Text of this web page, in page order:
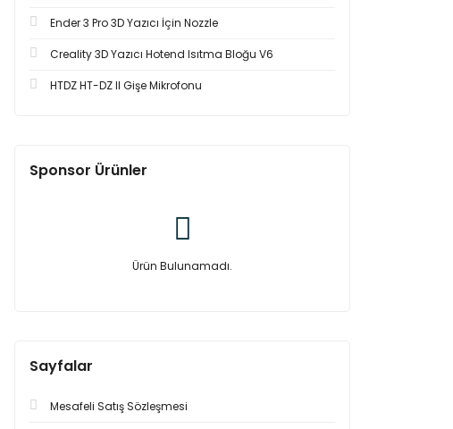
Ender 3 Pro 3D Yazıcı İçin Nozzle
Creality 3D Yazıcı Hotend Isıtma Bloğu V6
HTDZ HT-DZ II Gişe Mikrofonu
Sponsor Ürünler
Ürün Bulunamadı.
Sayfalar
Mesafeli Satış Sözleşmesi